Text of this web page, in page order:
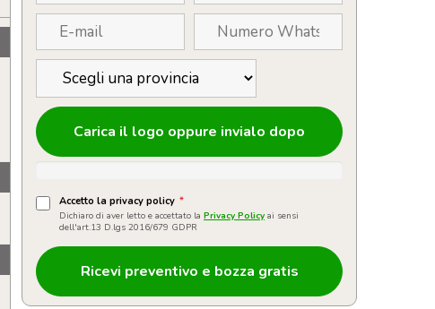
Carica il logo oppure invialo dopo
Accetto la privacy policy *
Dichiaro di aver letto e accettato la Privacy Policy ai sensi
dell'art.13 D.lgs 2016/679 GDPR